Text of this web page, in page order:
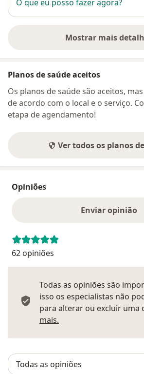
O que eu posso fazer agora?
Mostrar maissobre o
Planos de saúde aceitos
Os planos de saúde são aceitos,
de acordo com o local e o serviço.
etapa de agendamento!
Ver todos os planos
Opiniões
Enviar opinião
62 opiniões
Todas as opiniões são
isso os especialistas não
para alterar ou excluir uma
mais.